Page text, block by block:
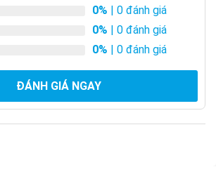
0% | 0 đánh giá
0% | 0 đánh giá
0% | 0 đánh giá
ĐÁNH GIÁ NGAY